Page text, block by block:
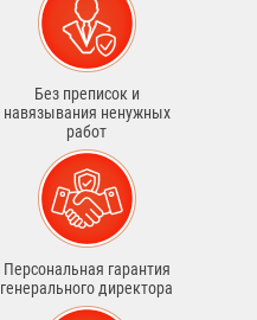
Без преписок и
навязывания ненужных
работ
Персональная гарантия
генерального директора